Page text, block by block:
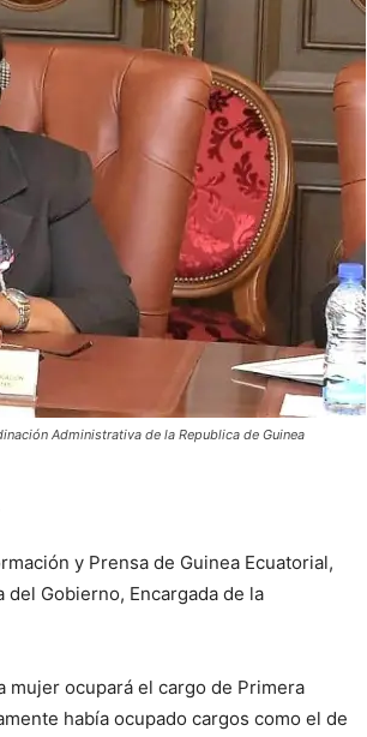
Administrativa de la Republica de Guinea
y Prensa de Guinea Ecuatorial,
Gobierno, Encargada de la
mujer ocupará el cargo de Primera
había ocupado cargos como el de